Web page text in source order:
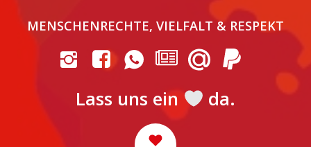
MENSCHENRECHTE, VIELFALT & RESPEKT
Lass uns ein da.